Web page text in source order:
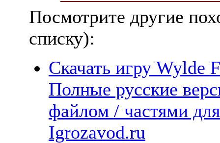
Посмотрите другие
списку):
Скачать игру Wylde
Полные русские
файлом / частями
Igrozavod.ru